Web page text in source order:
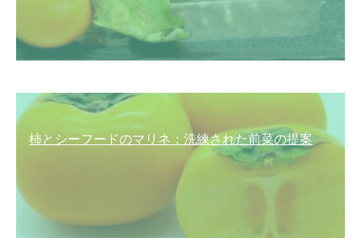
柿とシーフードのマリネ：洗練された前菜の提案